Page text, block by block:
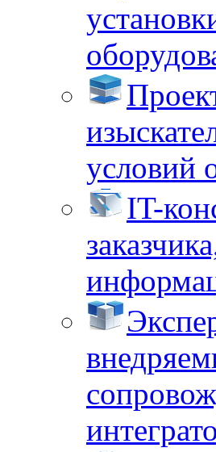
условий
IT-